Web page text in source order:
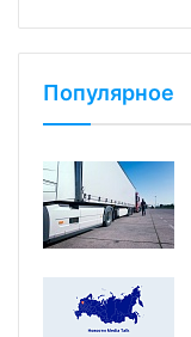
Популярное